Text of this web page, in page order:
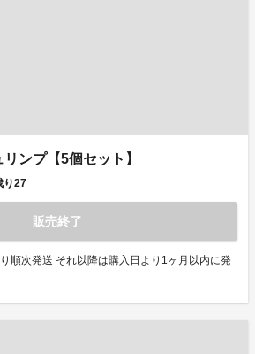
ンプ【5個セット】
り27
販売終了
順次発送 それ以降は購入日より1ヶ月以内に発